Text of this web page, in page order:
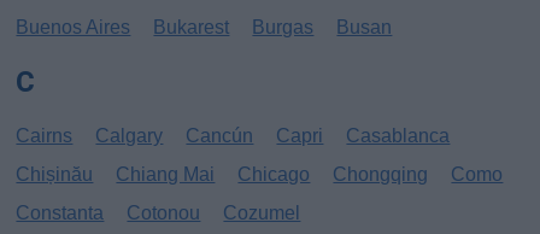
Buenos Aires
Bukarest Burgas Busan
C
Cairns Calgary Cancún Capri
Casablanca
Chișinău
Chiang Mai Chicago Chongqing
Como
Constanta
Cotonou Cozumel